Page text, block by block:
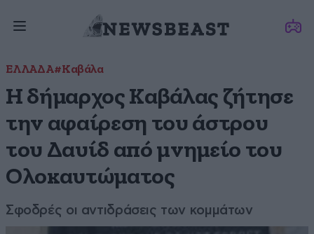
ΕΛΛΑΔΑ#Καβάλα
Η δήμαρχος Καβάλας ζήτησε
την αφαίρεση του άστρου
του Δαυίδ από μνημείο του
Ολοκαυτώματος
Σφοδρές οι αντιδράσεις των κομμάτων